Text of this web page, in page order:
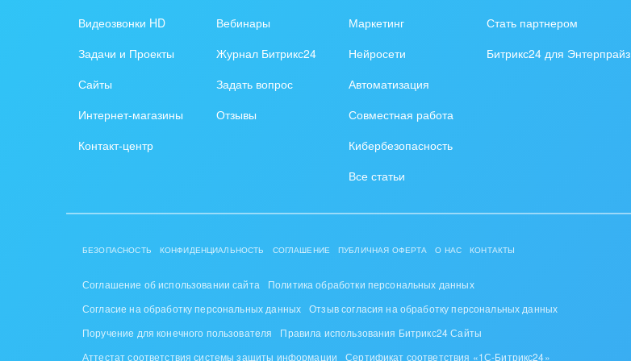
Создание сайтов
Интернет-магазин и CRM
внедрения
Внедрение для медицины
Внедрение онлайн-
/ Интранета
Общественно-политические
организации
СМИ, издательства,
благоустройство
Транспорт, Авиация,
автобизнес
Видеозвонки HD
Задачи и Проекты
Сайты
Интернет-магазины
Контакт-центр
Вебинары
Журнал Битрикс24
Задать вопрос
Отзывы
Маркетинг
Нейросети
Автоматизация
Совместная работа
Кибербезопасность
Все статьи
Стать партнером
Битрикс24 для Энтерпрайз
БЕЗОПАСНОСТЬ КОНФИДЕНЦИАЛЬНОСТЬ СОГЛАШЕНИЕ ПУБЛИЧНАЯ ОФЕРТА О НАС КОНТАКТЫ
Соглашение об использовании сайта
Политика обработки персональных данных
Согласие на обработку персональных данных Отзыв согласия на обработку персональных данных
Поручение для конечного пользователя
Правила использования Битрикс24 Сайты
Аттестат соответствия системы защиты информации
Сертификат соответствия «1С-Битрикс24»